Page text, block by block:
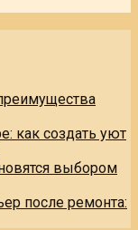
как создать уют
выбором
после ремонта: